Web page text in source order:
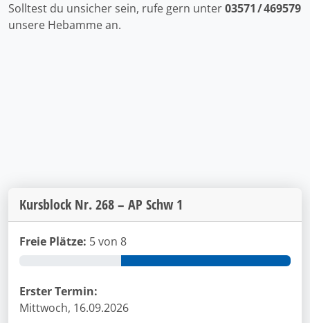
Solltest du unsicher sein, rufe gern unter03571 / 469579
unsere Hebamme an.
Kursblock Nr. 268 – AP Schw 1
Freie Plätze: 5 von 8
Erster Termin:
Mittwoch, 16.09.2026